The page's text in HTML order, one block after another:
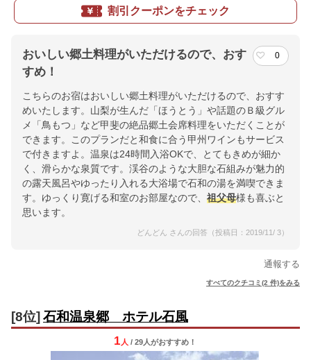
割引クーポンをチェック
おいしい郷土料理がいただけるので、おす
すめ！
0
こちらのお宿はおいしい郷土料理がいただけるので、おすす
めいたします。山梨が生んだ「ほうとう」や話題のＢ級グル
メ「鳥もつ」など甲斐の絶品郷土会席料理をいただくことが
できます。このプランだと和食に合う甲州ワインもサービス
で付きますよ。温泉は24時間入浴OKで、とてもきめが細か
く、滑らかな泉質です。渓谷のような大胆な石組みが魅力的
の露天風呂やゆったり入れる大浴場で石和の湯を満喫できま
す。ゆっくり寛げる和室のお部屋なので、 祖父母様も喜ぶと
思います。
どんどん さんの回答（投稿日：2019/11/ 3）
通報する
すべてのクチコミ(2 件)をみる
[8位] 石和温泉郷 ホテル石風
1 人 / 29人がおすすめ！